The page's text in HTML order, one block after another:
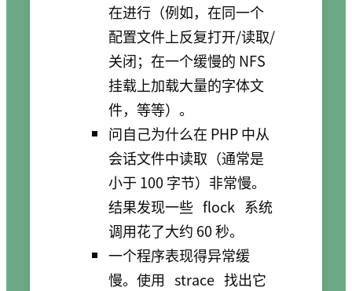
在进行（例如，在同一个
配置文件上反复打开/读取/
关闭；在一个缓慢的 NFS
挂载上加载大量的字体文
件，等等）。
问自己为什么在 PHP 中从
会话文件中读取（通常是
小于 100 字节）非常慢。
结果发现一些 flock 系统
调用花了大约 60 秒。
一个程序表现得异常缓
慢。使用 strace 找出它